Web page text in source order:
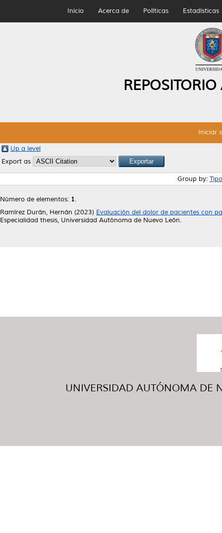
Inicio Acerca de Políticas Estadísticas
Iniciar
Up a level
Export as
Group by:
Número de elementos: 1.
Ramírez Durán, Hernán (2023) Evaluación del dolor de pacientes con
Especialidad thesis, Universidad Autónoma de Nuevo León.
UNIVERSIDAD AUTÓNOMA DE